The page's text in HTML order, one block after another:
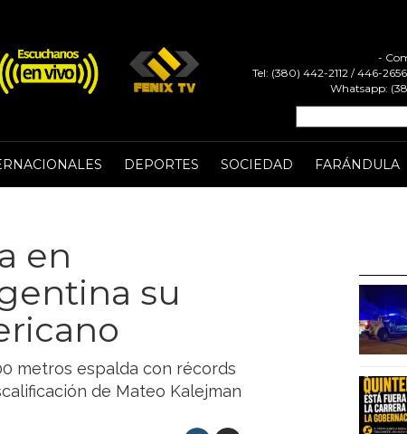
-
Tel: (380) 442-2112 / 446-
Whatsapp:
DEPORTES SOCIEDAD FARÁNDULA
en
su
metros espalda con récords
de Mateo Kalejman